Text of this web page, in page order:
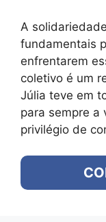
A
fundamentais
enfrentarem
coletivo é um
Júlia teve em
para sempre a
privilégio de